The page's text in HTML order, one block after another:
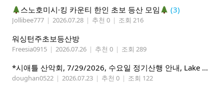
스노호미시·킹 카운티 한인 초보 등산 모임 (3)
Jollibee777 | 2026.07.28 | 추천 0 | 조회 216
워싱턴주초보등산방
Freesia0915 | 2026.07.26 | 추천 0 | 조회 289
*시애틀 산악회, 7/29/2026, 수요일 정기산행 안내, Lake 22*
doughan0522 | 2026.07.23 | 추천 0 | 조회 122